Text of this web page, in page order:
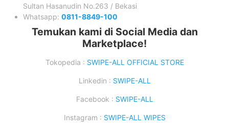
Sultan Hasanudin No.263 / Bekasi
Whatsapp: 0811-8849-100
Temukan kami di Social Media dan
Marketplace!
Tokopedia : SWIPE-ALL OFFICIAL STORE
Linkedin : SWIPE-ALL
Facebook : SWIPE-ALL
Instagram : SWIPE-ALL WIPES